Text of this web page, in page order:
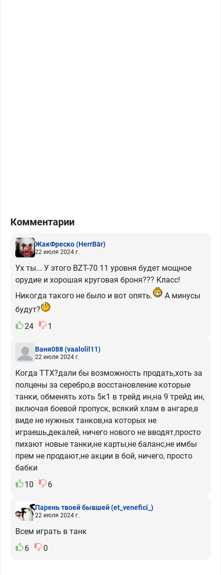
Комментарии
ЖакФреско(HerrBär)
22 июля 2024 г.
Ух ты... У этого BZT-70 11 уровня будет мощное
орудие и хорошая круговая броня??? Класс!
Никогда такого не было и вот опять.
А минусы
будут?
24
1
Ваня088(vaalolil11)
22 июля 2024 г.
Когда ТТХ?дали бы возможность продать,хоть за
полцены за серебро,в восстановление которые
танки, обменять хоть 5к1 в трейд ин,на 9 трейд ин,
включая боевой пропуск, всякий хлам в ангаре,в
виде не нужных танков,на которых не
играешь,декалей, ничего нового не вводят,просто
пихают новые танки,не карты,не баланс,не имбы
прем не продают,не акции в бой, ничего, просто
бабки
10
6
Парень твоей бывшей(et_venefici_)
22 июля 2024 г.
Всем играть в танк
6
0